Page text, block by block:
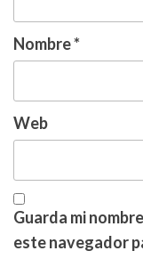
Nombre*
Web
Guarda mi
este navegador